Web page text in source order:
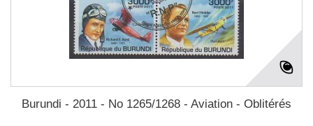
Burundi - 2011 - No 1265/1268 - Aviation - Oblitérés